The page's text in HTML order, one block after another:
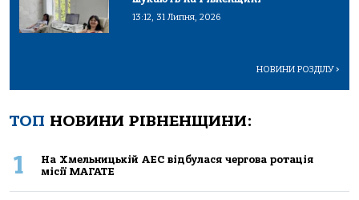
13:12, 31 Липня, 2026
НОВИНИ РОЗДІЛУ>
ТОП НОВИНИ РІВНЕНЩИНИ:
1
На Хмельницькій АЕС відбулася чергова ротація
місії МАГАТЕ